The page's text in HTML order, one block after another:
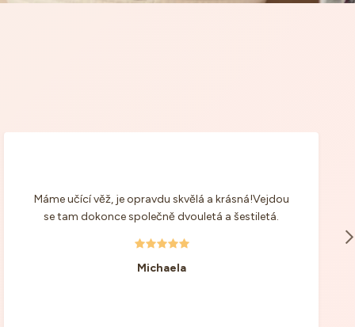
Máme učící věž, je opravdu skvělá a krásná!Vejdou
se tam dokonce společně dvouletá a šestiletá.
Michaela